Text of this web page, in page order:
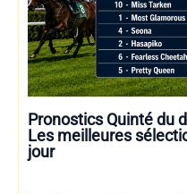
Pronostics Quinté du
Les meilleures
jour